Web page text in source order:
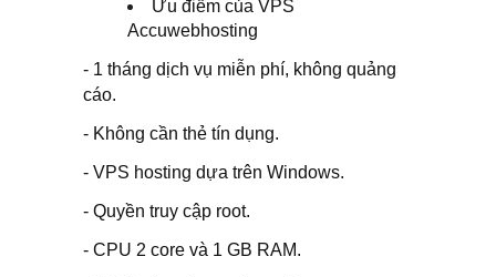
Ưu điểm của VPS
Accuwebhosting
- 1 tháng dịch vụ miễn phí, không quảng
cáo.
- Không cần thẻ tín dụng.
- VPS hosting dựa trên Windows.
- Quyền truy cập root.
- CPU 2 core và 1 GB RAM.